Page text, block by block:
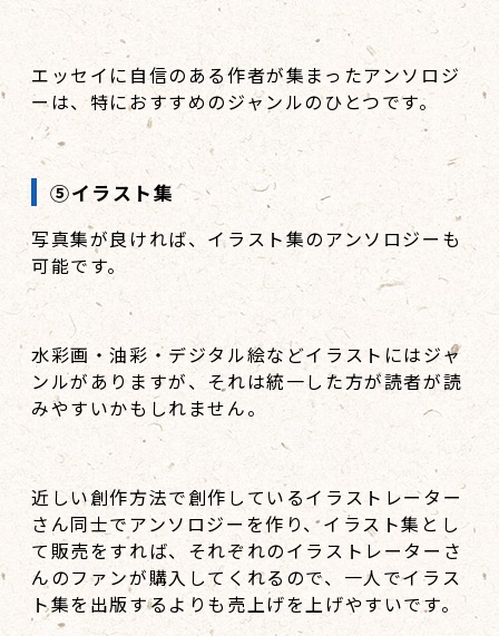
エッセイに自信のある作者が集まったアンソロジ
ーは、特におすすめのジャンルのひとつです。
⑤イラスト集
写真集が良ければ、イラスト集のアンソロジーも
可能です。
水彩画・油彩・デジタル絵などイラストにはジャ
ンルがありますが、それは統一した方が読者が読
みやすいかもしれません。
近しい創作方法で創作しているイラストレーター
さん同士でアンソロジーを作り、イラスト集とし
て販売をすれば、それぞれのイラストレーターさ
んのファンが購入してくれるので、一人でイラス
ト集を出版するよりも売上げを上げやすいです。